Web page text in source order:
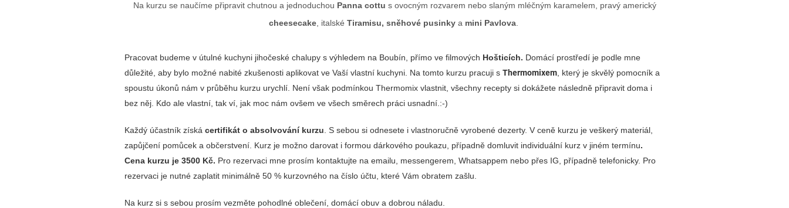
Na kurzu se naučíme připravit chutnou a jednoduchou Panna cottu s ovocným rozvarem nebo slaným mléčným karamelem, pravý americký
cheesecake, italské Tiramisu, sněhové pusinky a mini Pavlova.
Pracovat budeme v útulné kuchyni jihočeské chalupy s výhledem na Boubín, přímo ve filmových Hošticích. Domácí prostředí je podle mne
důležité, aby bylo možné nabité zkušenosti aplikovat ve Vaší vlastní kuchyni. Na tomto kurzu pracuji s Thermomixem , který je skvělý pomocník a
spoustu úkonů nám v průběhu kurzu urychlí. Není však podmínkou Thermomix vlastnit, všechny recepty si dokážete následně připravit doma i
bez něj. Kdo ale vlastní, tak ví, jak moc nám ovšem ve všech směrech práci usnadní.:-)
Každý účastník získá certifikát o absolvování kurzu . S sebou si odnesete i vlastnoručně vyrobené dezerty. V ceně kurzu je veškerý materiál,
zapůjčení pomůcek a občerstvení. Kurz je možno darovat i formou dárkového poukazu, případně domluvit individuální kurz v jiném termínu.
Cena kurzu je 3500 Kč. Pro rezervaci mne prosím kontaktujte na emailu, messengerem, Whatsappem nebo přes IG, případně telefonicky. Pro
rezervaci je nutné zaplatit minimálně 50 % kurzovného na číslo účtu, které Vám obratem zašlu.
Na kurz si s sebou prosím vezměte pohodlné oblečení, domácí obuv a dobrou náladu.